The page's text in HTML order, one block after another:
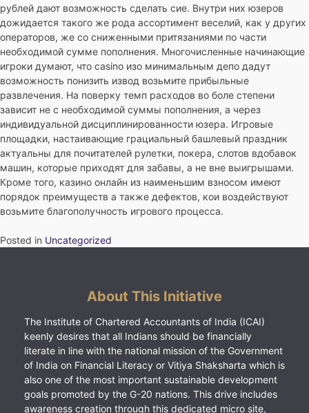
рублей дают возможность сделать сие. Внутри них юзеров
дожидается такого же рода ассортимент веселий, как у других
операторов, же со сниженными притязаниями по части
необходимой сумме пополнения. Многочисленные начинающие
игроки думают, что casino изо минимальным депо дадут
возможность понизить извод возьмите прибыльные
развлечения. На поверку темп расходов во боле степени
зависит не с необходимой суммы пополнения, а через
индивидуальной дисциплинированности юзера. Игровые
площадки, настаивающие грациальный башлевый праздник
актуальны для почитателей рулетки, покера, слотов вдобавок
машин, которые приходят для забавы, а не вне выигрышами.
Кроме того, казино онлайн из наименьшим взносом имеют
порядок преимуществ а также дефектов, кои воздействуют
возьмите благополучность игрового процесса.
Posted in Uncategorized
About This Initiative
The Institute of Chartered Accountants of India (ICAI)
keenly desires that all Indians should be financially
literate in line with the national mission of the Government
of India on Financial Literacy or Vitiya Shaksharta which is
also one of the most important sustainable development
goals promoted by the G-20 nations. This drive includes
awareness creation through this dedicated micro site,